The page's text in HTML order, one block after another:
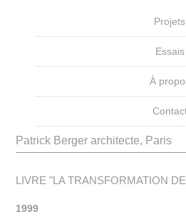
Projets
Essais
À
Patrick Berger architecte, Paris
LIVRE "LA TRANSFORMATION
1999